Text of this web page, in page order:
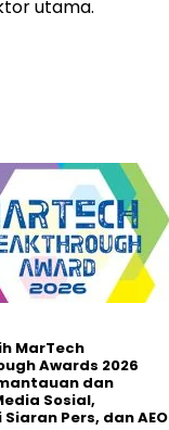
utama.
MarTech
Awards 2026
dan
Sosial,
Pers, dan AEO